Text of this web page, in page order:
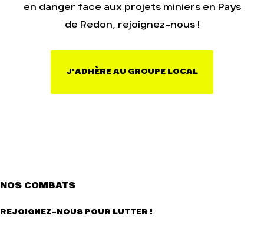
S'engager sur le terrain
Agir au quotidien
Nos thématiques
Surproduction
Agriculture
Espace presse
Contact
en danger face aux projets miniers en Pays
de Redon, rejoignez-nous !
J'ADHÈRE AU GROUPE LOCAL
NOS COMBATS
REJOIGNEZ-NOUS POUR LUTTER !